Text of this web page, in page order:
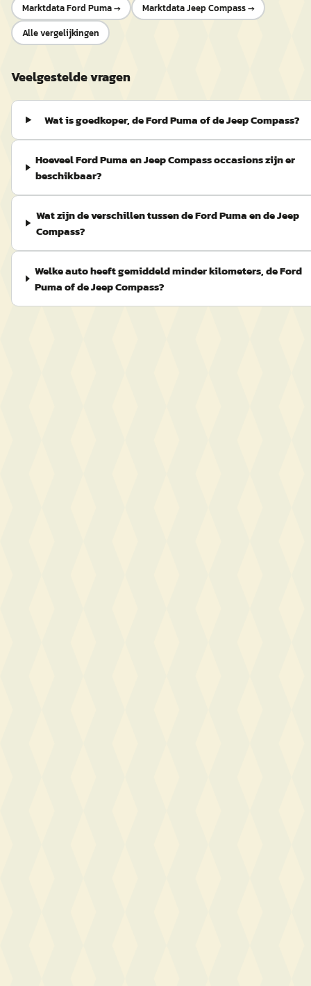
MarktdataFord Puma→ MarktdataJeep Compass→
Alle vergelijkingen
Veelgestelde vragen
Wat is goedkoper, de Ford Puma of de Jeep Compass?
Hoeveel Ford Puma en Jeep Compass occasions zijn er
beschikbaar?
Wat zijn de verschillen tussen de Ford Puma en de Jeep
Compass?
Welke auto heeft gemiddeld minder kilometers, de Ford
Puma of de Jeep Compass?